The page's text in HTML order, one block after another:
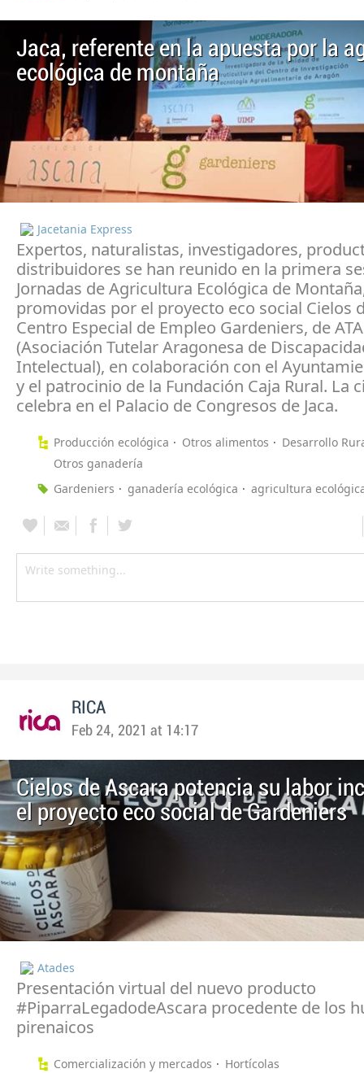
Jaca, referente en la apuesta por la
ecológica de montaña
Jacetania Express
Expertos, naturalistas, investigadores,
distribuidores se han reunido en la primera
Jornadas de Agricultura Ecológica de
promovidas por el proyecto eco social Cielos
Centro Especial de Empleo Gardeniers, de
(Asociación Tutelar Aragonesa de
Intelectual), en colaboración con el
y el patrocinio de la Fundación Caja Rural. La
celebra en el Palacio de Congresos de Jaca.
Producción ecológica Otros alimentos
Desarrollo
Otros ganadería
Gardeniers
ganadería ecológica agricultura
RICA
Feb 24, 2021 at 14:17
Cielos de Ascara potencia su labor
el proyecto eco social de Gardeniers
Atades
Presentación virtual del nuevo producto
#PiparraLegadodeAscara procedente de los
pirenaicos
Comercialización y mercados
Hortícolas